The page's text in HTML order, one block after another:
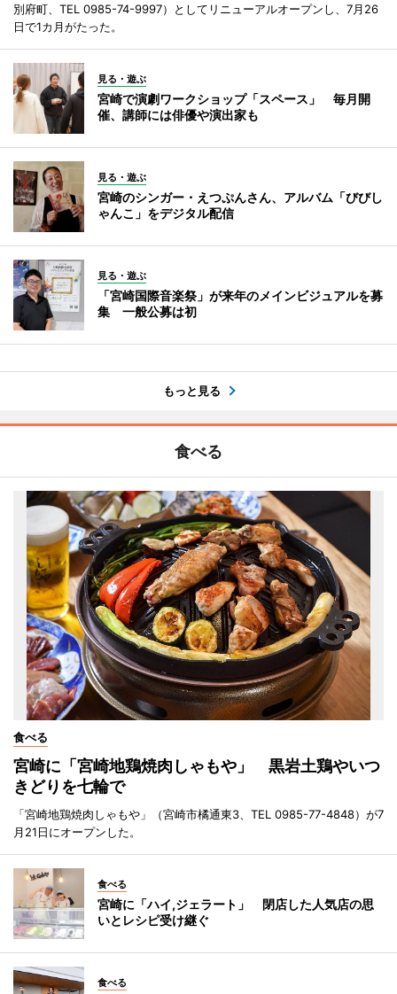
別府町、TEL 0985-74-9997）としてリニューアルオープンし、7月26
日で1カ月がたった。
見る・遊ぶ
宮崎で演劇ワークショップ「スペース」 毎月開
催、講師には俳優や演出家も
見る・遊ぶ
宮崎のシンガー・えつぷんさん、アルバム「びびし
ゃんこ」をデジタル配信
見る・遊ぶ
「宮崎国際音楽祭」が来年のメインビジュアルを募
集 一般公募は初
もっと見る
食べる
食べる
宮崎に「宮崎地鶏焼肉しゃもや」 黒岩土鶏やいつ
きどりを七輪で
「宮崎地鶏焼肉しゃもや」（宮崎市橘通東3、TEL 0985-77-4848）が7
月21日にオープンした。
食べる
宮崎に「ハイ,ジェラート」 閉店した人気店の思
いとレシピ受け継ぐ
食べる